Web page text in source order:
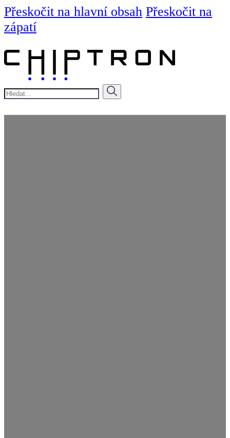
Přeskočit na hlavní obsah Přeskočit na
zápatí
Hledat